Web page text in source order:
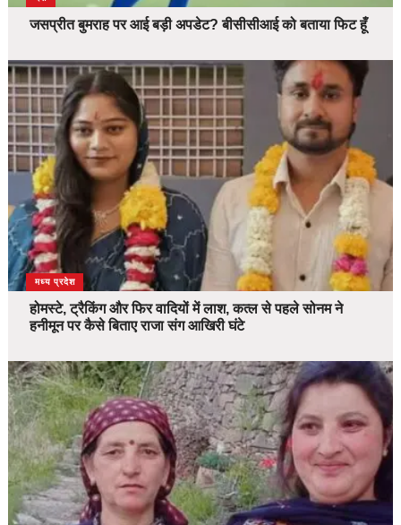
जसप्रीत बुमराह पर आई बड़ी अपडेट? बीसीसीआई को बताया फिट हूँ
देश
मध्य प्रदेश
होमस्टे, ट्रैकिंग और फिर वादियों में लाश, कत्ल से पहले सोनम ने
हनीमून पर कैसे बिताए राजा संग आखिरी घंटे